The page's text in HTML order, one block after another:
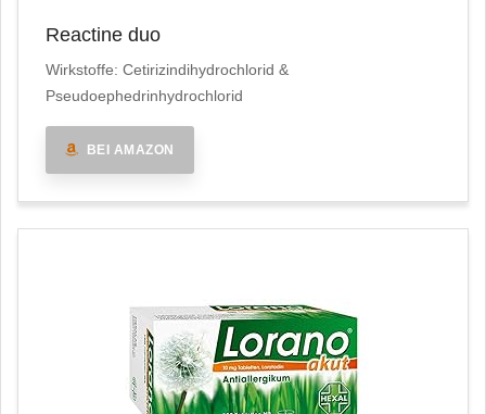
Reactine duo
Wirkstoffe: Cetirizindihydrochlorid &
Pseudoephedrinhydrochlorid
BEI AMAZON